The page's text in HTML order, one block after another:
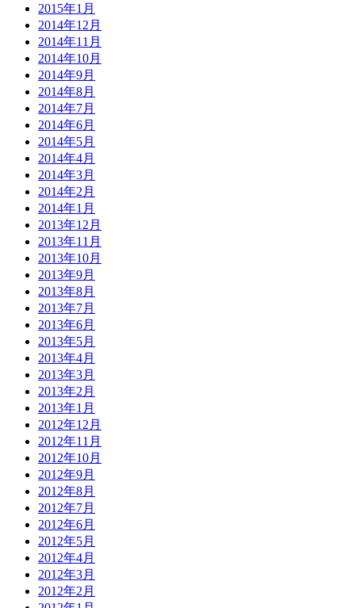
2015年1月
2014年12月
2014年11月
2014年10月
2014年9月
2014年8月
2014年7月
2014年6月
2014年5月
2014年4月
2014年3月
2014年2月
2014年1月
2013年12月
2013年11月
2013年10月
2013年9月
2013年8月
2013年7月
2013年6月
2013年5月
2013年4月
2013年3月
2013年2月
2013年1月
2012年12月
2012年11月
2012年10月
2012年9月
2012年8月
2012年7月
2012年6月
2012年5月
2012年4月
2012年3月
2012年2月